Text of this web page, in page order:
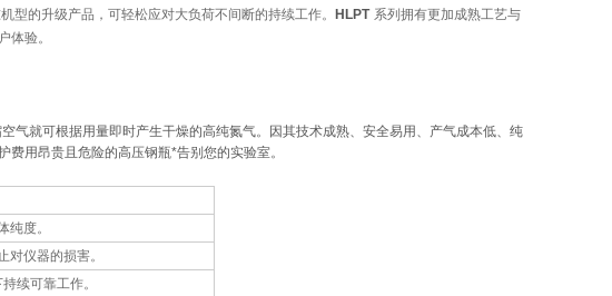
型的升级产品，可轻松应对大负荷不间断的持续工作。 HLPT 系列拥有更加成熟工艺与
体验。
气就可根据用量即时产生干燥的高纯氮气。因其技术成熟、安全易用、产气成本低、纯
用昂贵且危险的高压钢瓶*告别您的实验室。
纯度。
对仪器的损害。
持续可靠工作。